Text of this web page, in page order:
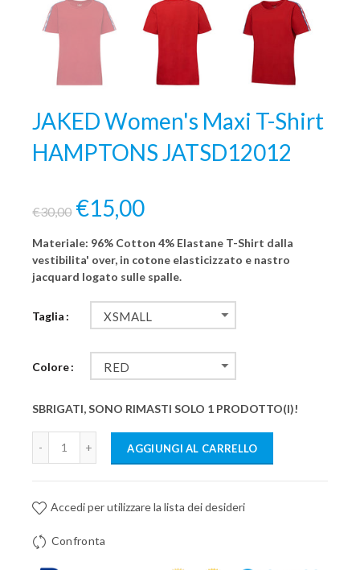
JAKED Women's Maxi T-Shirt
HAMPTONS JATSD12012
€30,00 €15,00
Materiale: 96% Cotton 4% Elastane T-Shirt dalla
vestibilita' over, in cotone elasticizzato e nastro
jacquard logato sulle spalle.
Taglia XSMALL
Colore RED
SBRIGATI, SONO RIMASTI SOLO 1 PRODOTTO(I)!
AGGIUNGI AL CARRELLO
Accedi per utilizzare la lista dei desideri
Confronta